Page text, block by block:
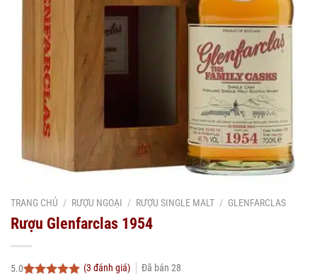
TRANG CHỦ / RƯỢU NGOẠI / RƯỢU SINGLE MALT / GLENFARCLAS
Rượu Glenfarclas 1954
5.0
(3 đánh giá) Đã bán 28